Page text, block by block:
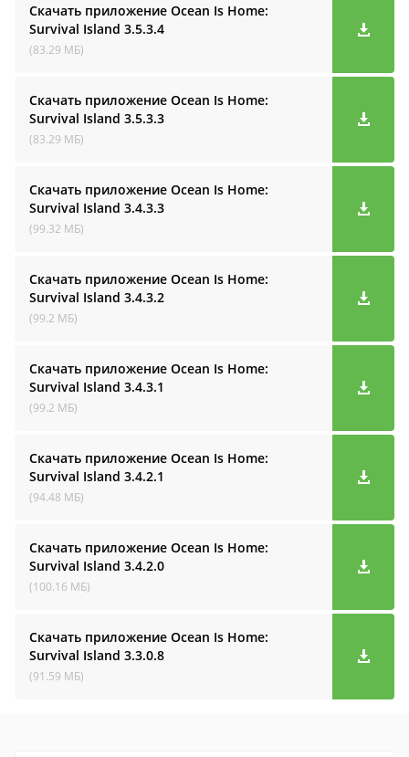
Скачать приложение Ocean Is Home:
Survival Island 3.5.3.4
(83.29 МБ)
Скачать приложение Ocean Is Home:
Survival Island 3.5.3.3
(83.29 МБ)
Скачать приложение Ocean Is Home:
Survival Island 3.4.3.3
(99.32 МБ)
Скачать приложение Ocean Is Home:
Survival Island 3.4.3.2
(99.2 МБ)
Скачать приложение Ocean Is Home:
Survival Island 3.4.3.1
(99.2 МБ)
Скачать приложение Ocean Is Home:
Survival Island 3.4.2.1
(94.48 МБ)
Скачать приложение Ocean Is Home:
Survival Island 3.4.2.0
(100.16 МБ)
Скачать приложение Ocean Is Home:
Survival Island 3.3.0.8
(91.59 МБ)